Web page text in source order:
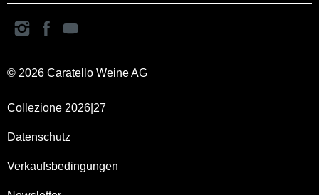
© 2026 Caratello Weine AG
Collezione 2026|27
Datenschutz
Verkaufsbedingungen